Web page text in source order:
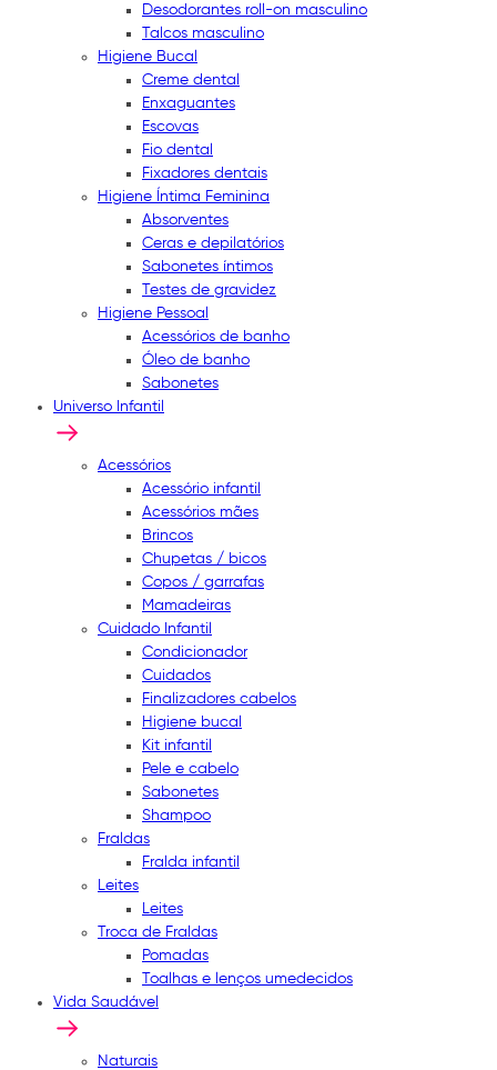
Desodorantes roll-on masculino
Talcos masculino
Higiene Bucal
Creme dental
Enxaguantes
Escovas
Fio dental
Fixadores dentais
Higiene Íntima Feminina
Absorventes
Ceras e depilatórios
Sabonetes íntimos
Testes de gravidez
Higiene Pessoal
Acessórios de banho
Óleo de banho
Sabonetes
Universo Infantil
Acessórios
Acessório infantil
Acessórios mães
Brincos
Chupetas / bicos
Copos / garrafas
Mamadeiras
Cuidado Infantil
Condicionador
Cuidados
Finalizadores cabelos
Higiene bucal
Kit infantil
Pele e cabelo
Sabonetes
Shampoo
Fraldas
Fralda infantil
Leites
Leites
Troca de Fraldas
Pomadas
Toalhas e lenços umedecidos
Vida Saudável
Naturais